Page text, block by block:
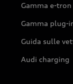
Gamma e-
Gamma plug-
Guida sulle
Audi charging